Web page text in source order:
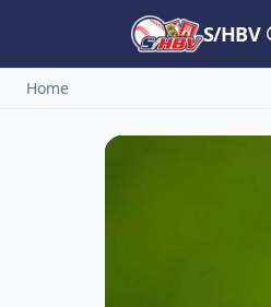
S/HBV
Home